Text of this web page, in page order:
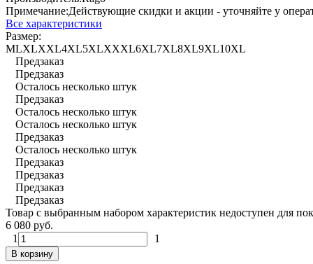
Примечание:Действующие скидки и акции - уточняйте у
Все характеристики
Размер:
MLXLXXL4XL5XLXXXL6XL7XL8XL9XL10XL
Предзаказ
Предзаказ
Осталось несколько штук
Предзаказ
Осталось несколько штук
Осталось несколько штук
Предзаказ
Осталось несколько штук
Предзаказ
Предзаказ
Предзаказ
Предзаказ
Товар с выбранным набором характеристик недоступен для
6 080 руб.
1
1
В корзину